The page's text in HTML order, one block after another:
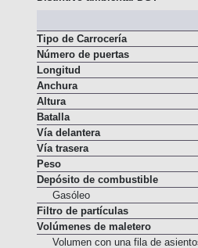
Tipo de Carrocería
Número de puertas
Longitud
Anchura
Altura
Batalla
Vía delantera
Vía trasera
Peso
Depósito de combustible
Gasóleo
Filtro de partículas
Volúmenes de maletero